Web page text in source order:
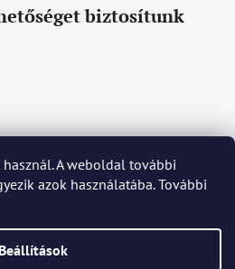
A weboldal további
azok használatába. További
Beállítások
biztosítunk
English Deutsch Magyar
Italiano Español Français
Ελληνικά Svenska Dansk